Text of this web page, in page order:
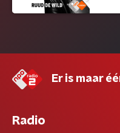
Er is maar
Radio